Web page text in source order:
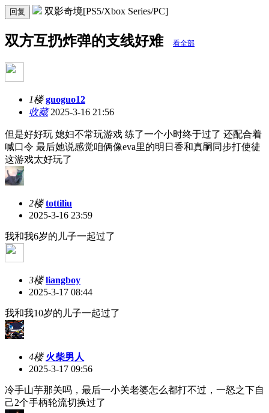
回复 双影奇境[PS5/Xbox Series/PC]
双方互扔炸弹的支线好难 看全部
1楼 guoguo12
收藏2025-3-16 21:56
但是好好玩 媳妇不常玩游戏 练了一个小时终于过了 还配合着
喊口令 最后她说感觉咱俩像eva里的明日香和真嗣同步打使徒
这游戏太好玩了
2楼 tottiliu
2025-3-16 23:59
我和我6岁的儿子一起过了
3楼 liangboy
2025-3-17 08:44
我和我10岁的儿子一起过了
4楼 火柴男人
2025-3-17 09:56
冷手山芋那关吗，最后一小关老婆怎么都打不过，一怒之下自
己2个手柄轮流切换过了